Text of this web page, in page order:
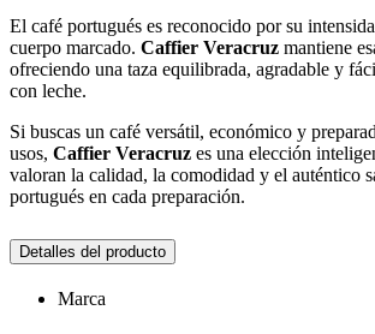
El café portugués es reconocido por su
cuerpo marcado. Caffier Veracruz mantiene
ofreciendo una taza equilibrada, agradable y
con leche.
Si buscas un café versátil, económico y
usos, Caffier Veracruz es una elección
valoran la calidad, la comodidad y el auténtico
portugués en cada preparación.
Detalles del producto
Marca